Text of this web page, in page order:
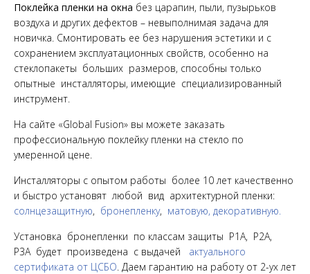
Поклейка пленки на окна без царапин, пыли, пузырьков
воздуха и других дефектов – невыполнимая задача для
новичка. Смонтировать ее без нарушения эстетики и с
сохранением эксплуатационных свойств, особенно на
стеклопакеты больших размеров, способны только
опытные инсталляторы, имеющие специализированный
инструмент.
На сайте «Global Fusion» вы можете заказать
профессиональную поклейку пленки на стекло по
умеренной цене.
Инсталляторы с опытом работы более 10 лет качественно
и быстро установят любой вид архитектурной пленки:
солнцезащитную, бронепленку, матовую, декоративную.
Установка бронепленки по классам защиты Р1А, Р2А,
Р3А будет произведена с выдачей актуального
сертификата от ЦСБО. Даем гарантию на работу от 2-ух лет